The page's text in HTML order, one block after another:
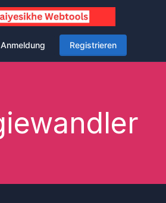
Anmeldung Registrieren